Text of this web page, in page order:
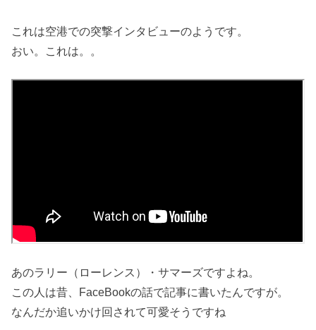
これは空港での突撃インタビューのようです。
おい。これは。。
あのラリー（ローレンス）・サマーズですよね。
この人は昔、FaceBookの話で記事に書いたんですが。
なんだか追いかけ回されて可愛そうですね